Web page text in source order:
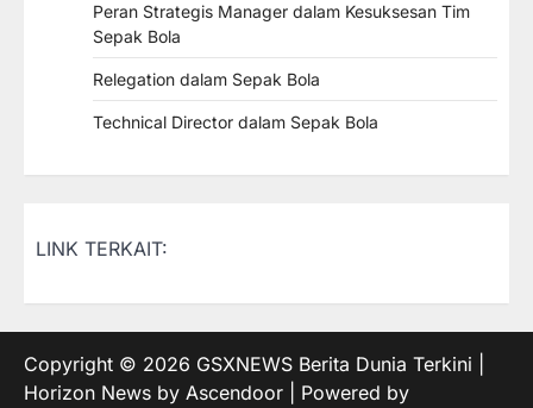
Peran Strategis Manager dalam Kesuksesan Tim
Sepak Bola
Relegation dalam Sepak Bola
Technical Director dalam Sepak Bola
LINK TERKAIT:
Copyright © 2026 GSXNEWS Berita Dunia Terkini
Horizon News by Ascendoor | Powered by